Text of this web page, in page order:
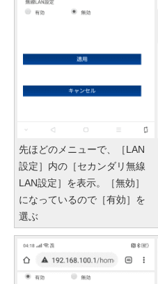
先ほどのメニューで、［LAN
設定］内の［セカンダリ無線
LAN設定］を表示。［無効］
になっているので［有効］を
選ぶ